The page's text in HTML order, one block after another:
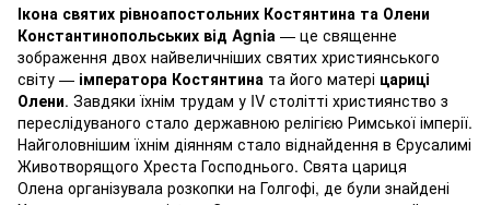
Ікона святих рівноапостольних Костянтина та Олени
Константинопольських від Agnia — це священне
зображення двох найвеличніших святих християнського
світу — імператора Костянтина та його матері цариці
Олени. Завдяки їхнім трудам у IV столітті християнство з
переслідуваного стало державною релігією Римської імперії.
Найголовнішим їхнім діянням стало віднайдення в Єрусалимі
Животворящого Хреста Господнього. Свята цариця
Олена організувала розкопки на Голгофі, де були знайдені